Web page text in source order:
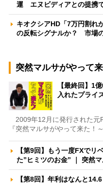
運 エヌビディアとの提携
キオクシアHD「7万円割れ
の反転シグナルか？ 市場
突然マルサがやって来
【最終回】1
入れたプライ
2009年12月に発行された元
『突然マルサがやって来た！
【第9回】もう一度FXで
た”ヒミツのお金” ｜ 突然
【第8回】年利はなんと